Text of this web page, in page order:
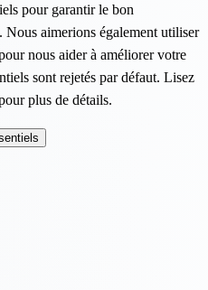
pour garantir le bon
aimerions également utiliser
nous aider à améliorer votre
sont rejetés par défaut. Lisez
plus de détails.